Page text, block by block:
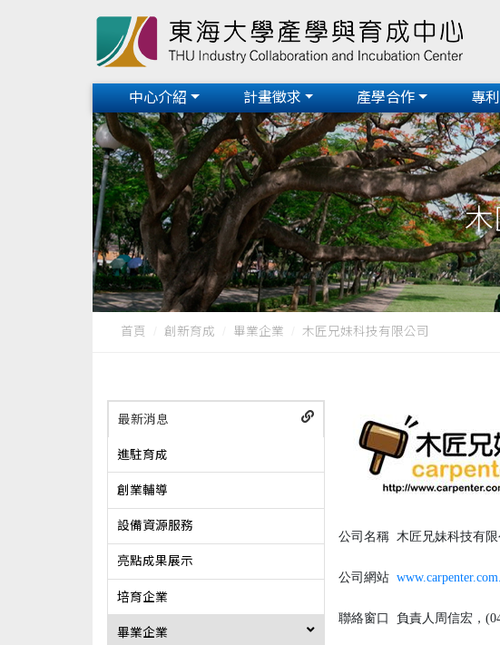
中心介紹 計畫徵求 產學合作 專
木
首頁 創新育成 畢業企業 木匠兄妹科技有限公司
最新消息
進駐育成
創業輔導
設備資源服務
亮點成果展示
培育企業
畢業企業
公司名稱 木匠兄妹科技有限
公司網站
聯絡窗口 負責人周信宏，